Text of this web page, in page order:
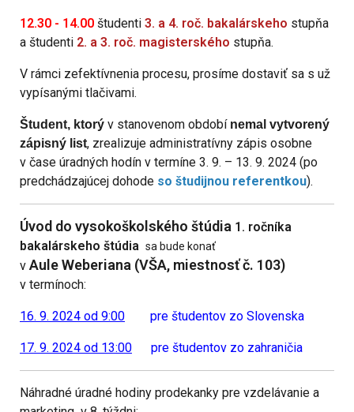
12.30 - 14.00 študenti 3. a 4. roč. bakalárskeho stupňa
a študenti 2. a 3. roč. magisterského stupňa.
V rámci zefektívnenia procesu, prosíme dostaviť sa s už
vypísanými tlačivami.
Študent, ktorý v stanovenom období nemal vytvorený
zápisný list, zrealizuje administratívny zápis osobne
v čase úradných hodín v termíne 3. 9. – 13. 9. 2024 (po
predchádzajúcej dohode so študijnou referentkou).
Úvod do vysokoškolského štúdia 1. ročníka
bakalárskeho štúdia sa bude konať
v Aule Weberiana (VŠA, miestnosť č. 103)
v termínoch:
16. 9. 2024 od 9:00 pre študentov zo Slovenska
17. 9. 2024 od 13:00 pre študentov zo zahraničia
Náhradné úradné hodiny prodekanky pre vzdelávanie a